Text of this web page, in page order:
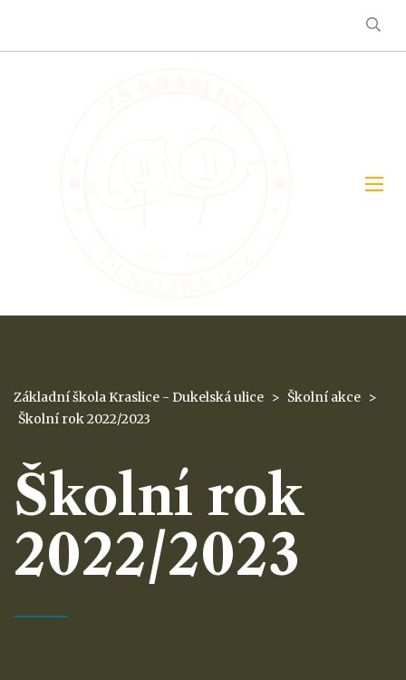
Základní škola Kraslice - Dukelská ulice > Školní akce >
Školní rok 2022/2023
Školní rok
2022/2023